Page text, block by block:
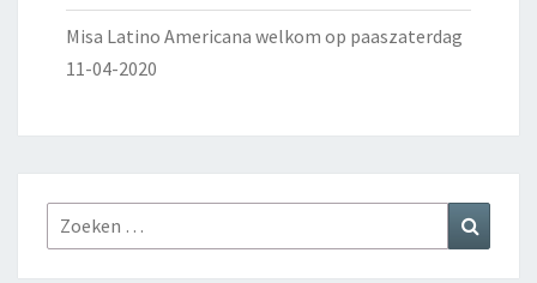
Misa Latino Americana welkom op paaszaterdag
11-04-2020
Zoeken
naar: